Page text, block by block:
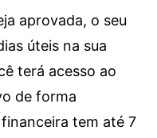
aprovada, o seu
úteis na sua
terá acesso ao
de forma
tem até 7